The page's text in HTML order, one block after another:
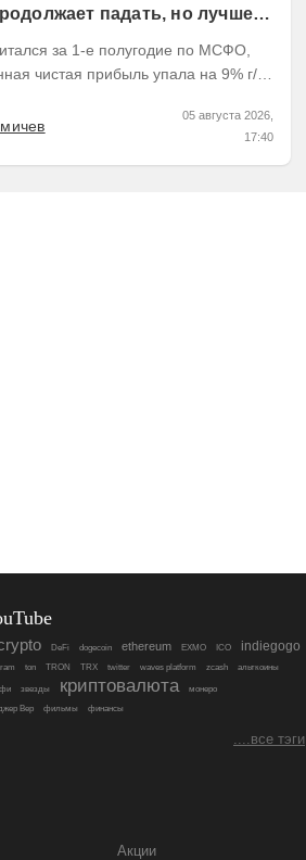
падать, но лучшее
за 1-е полугодие по МСФО,
чистая прибыль упала на 9% г/г
05 августа 2026,
17:40
DeFi dogecoin ethereum EXMO ICO indiegogo
ton TRON TRX twitter waves platform zcash альткоины
звезды криптовалюта
монеро
Вер фильмы финансы
....все тэги
Акции